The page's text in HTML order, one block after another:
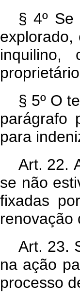
§ 4º
inquilino,
§ 5º O
parágrafo
para
Art. 22.
se não
fixadas
renovação
Art. 23.
na ação
processo